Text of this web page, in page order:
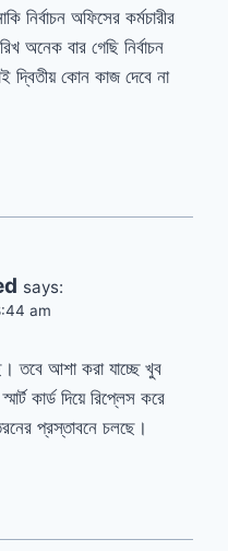
অফিসের কর্মচারীর
অনেক বার গেছি নির্বাচন
দ্বিতীয় কোন কাজ দেবে না
says:
am
তবে আশা করা যাচ্ছে খুব
কার্ড দিয়ে রিপ্লেস করে
প্রস্তাবনে চলছে।